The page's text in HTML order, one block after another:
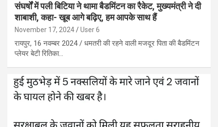
संघर्षों में पली बिटिया ने थामा बैडमिंटन का रैकेट, मुख्यमंत्री ने दी
शाबाशी, कहा- खूब आगे बढ़िए, हम आपके साथ हैं
November 17, 2024 User 6
रायपुर, 16 नवम्बर 2024 / धमतरी की रहने वाली मजदूर पिता की बैडमिंटन
प्लेयर बेटी रितिका…